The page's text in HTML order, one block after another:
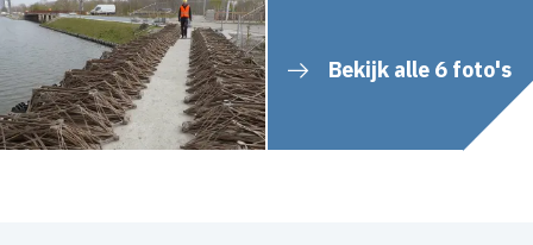
Bekijk alle 6 foto's